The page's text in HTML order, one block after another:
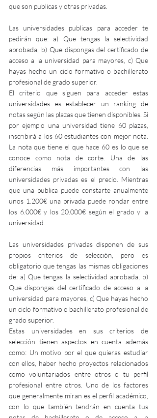
que son publicas y otras privadas.
Las universidades publicas para acceder te
pedirán que: a) Que tengas la selectividad
aprobada, b) Que dispongas del certificado de
acceso a la universidad para mayores, c) Que
hayas hecho un ciclo formativo o bachillerato
profesional de grado superior.
El criterio que siguen para acceder estas
universidades es establecer un ranking de
notas según las plazas que tienen disponibles. Si
por ejemplo una universidad tiene 60 plazas,
inscribirá a los 60 estudiantes con mejor nota.
La nota que tiene el que hace 60 es lo que se
conoce como nota de corte. Una de las
diferencias más importantes con las
universidades privadas es el precio. Mientras
que una publica puede constarte anualmente
unos 1.200€ una privada puede rondar entre
los 6.000€ y los 20.000€ según el grado y la
universidad.
Las universidades privadas disponen de sus
propios criterios de selección, pero es
obligatorio que tengas las mismas obligaciones
de: a) Que tengas la selectividad aprobada, b)
Que dispongas del certificado de acceso a la
universidad para mayores, c) Que hayas hecho
un ciclo formativo o bachillerato profesional de
grado superior.
Estas universidades en sus criterios de
selección tienen aspectos en cuenta además
como: Un motivo por el que quieras estudiar
con ellos, haber hecho proyectos relacionados
como voluntariados entre otros o tu perfil
profesional entre otros. Uno de los factores
que generalmente miran es el perfil académico,
con lo que también tendrán en cuenta tus